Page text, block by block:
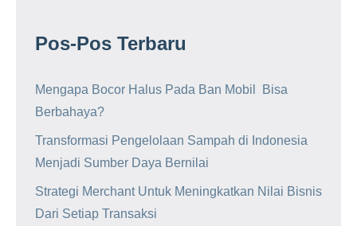
Pos-Pos Terbaru
Mengapa Bocor Halus Pada Ban Mobil Bisa
Berbahaya?
Transformasi Pengelolaan Sampah di Indonesia
Menjadi Sumber Daya Bernilai
Strategi Merchant Untuk Meningkatkan Nilai Bisnis
Dari Setiap Transaksi